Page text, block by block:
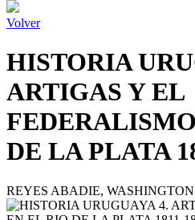
Volver
HISTORIA
ARTIGAS Y EL
DE LA PLATA
REYES ABADIE, WASHINGTON